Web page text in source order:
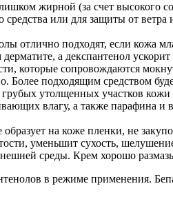
жирной (за счет высокого
средства или для защиты от
отлично подходят, если кожа
а декспантенол
которые сопровождаются
Более подходящим средством
утолщенных участков кожи
влагу, а также парафина и
на коже пленки, не
уменьшит сухость,
среды. Крем хорошо
в режиме применения.